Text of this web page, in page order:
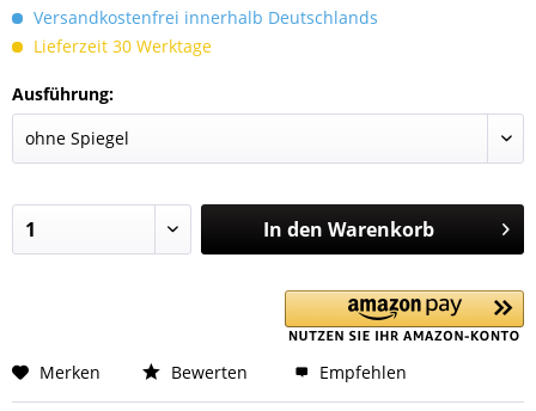
Versandkostenfrei innerhalb Deutschlands
Lieferzeit 30 Werktage
Ausführung:
In den Warenkorb
Merken Bewerten Empfehlen